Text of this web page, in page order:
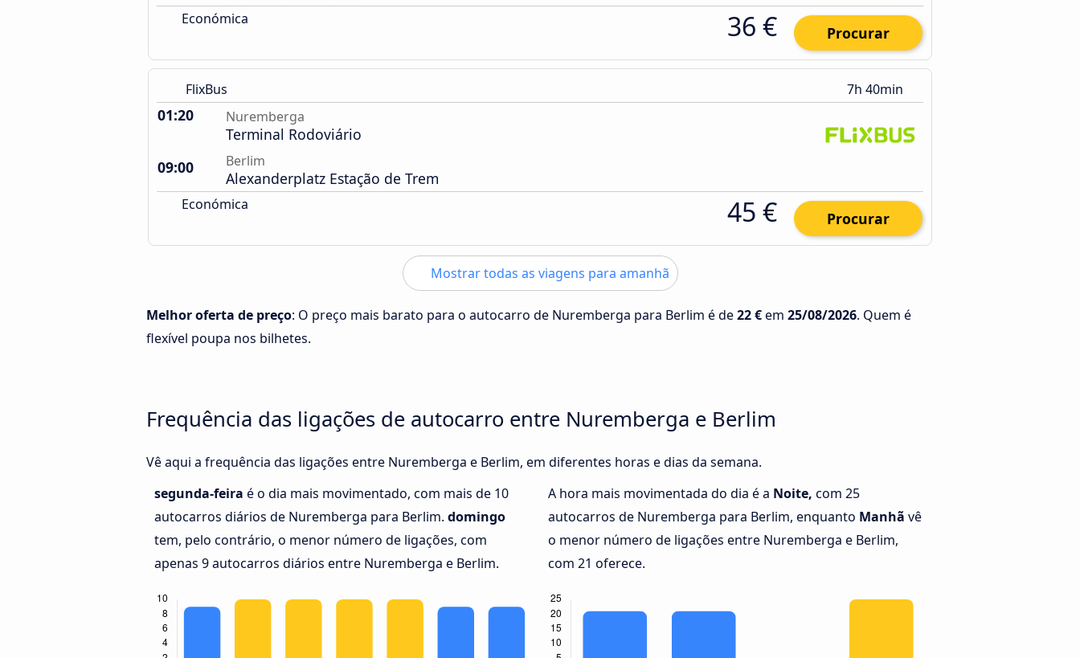
Económica 36 € Procurar
FlixBus 7h 40min
01:20 Nuremberga
Terminal Rodoviário
09:00
Berlim
Alexanderplatz Estação de Trem
Económica 45 € Procurar
Mostrar todas as viagens para amanhã
Melhor oferta de preço: O preço mais barato para o autocarro de Nuremberga para Berlim é de22 €em 25/08/2026. Quem é
flexível poupa nos bilhetes.
Frequência das ligações de autocarro entre Nuremberga e Berlim
Vê aqui a frequência das ligações entre Nuremberga e Berlim, em diferentes horas e dias da semana.
segunda-feira é o dia mais movimentado, com mais de 10
autocarros diários de Nuremberga para Berlim. domingo
tem, pelo contrário, o menor número de ligações, com
apenas 9 autocarros diários entre Nuremberga e Berlim.
A hora mais movimentada do dia é a Noite, com 25
autocarros de Nuremberga para Berlim, enquanto Manhã vê
o menor número de ligações entre Nuremberga e Berlim,
com 21 oferece.